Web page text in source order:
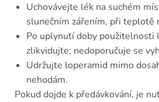
Uchovávejte lék na suchém
slunečním zářením, při teplotě
Po uplynutí doby použitelnosti
zlikvidujte; nedoporučuje se
Udržujte loperamid mimo
nehodám.
Pokud dojde k předávkování, je